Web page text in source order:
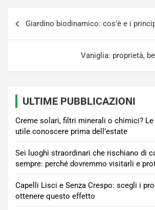
Giardino biodinamico: cos'è e i
Vaniglia: proprietà,
ULTIME PUBBLICAZIONI
Creme solari, filtri minerali o chimici?
utile conoscere prima dell’estate
Sei luoghi straordinari che rischiano di
sempre: perché dovremmo visitarli e
Capelli Lisci e Senza Crespo: scegli i
ottenere questo effetto